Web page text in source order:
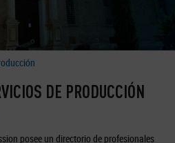
DE PRODUCCIÓN
posee un directorio de profesionales